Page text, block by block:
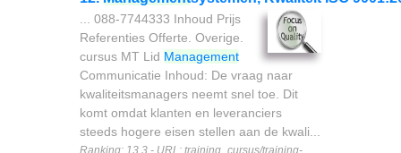
... 088-7744333 Inhoud Prijs
Referenties Offerte. Overige.
cursus MT Lid Management
Communicatie Inhoud: De vraag naar
kwaliteitsmanagers neemt snel toe. Dit
komt omdat klanten en leveranciers
steeds hogere eisen stellen aan de kwali...
Ranking: 13.3 - URL: training_cursus/training-